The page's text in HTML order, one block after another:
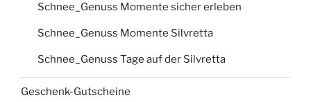
Schnee_Genuss Momente sicher erleben
Schnee_Genuss Momente Silvretta
Schnee_Genuss Tage auf der Silvretta
Geschenk-Gutscheine